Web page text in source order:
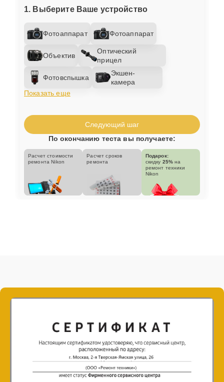
1. Выберите Ваше устройство
Фотоаппарат Фотоаппарат
Объектив
Оптический
прицел
Фотовспышка
Экшен-
камера
Показать еще
Следующий шаг
По окончанию теста вы получаете:
Расчет стоимости
ремонта Nikon
Расчет сроков
ремонта
Подарок:
скидку 25% на
ремонт техники
Nikon